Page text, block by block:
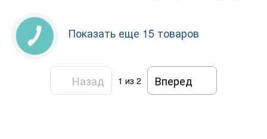
Показать еще 15 товаров
Назад 1 из 2 Вперед